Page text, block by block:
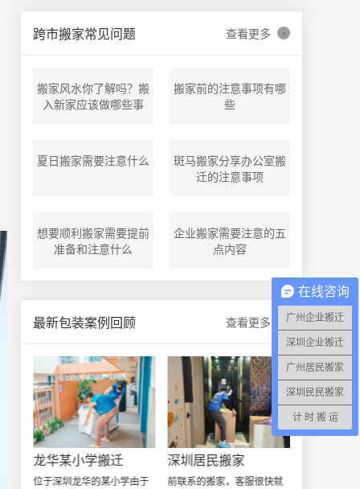
跨市搬家常见问题 查看更多 ›
搬家风水你了解吗？搬
入新家应该做哪些事
搬家前的注意事项有哪
些
夏日搬家需要注意什么
斑马搬家分享办公室搬
迁的注意事项
想要顺利搬家需要提前
准备和注意什么
企业搬家需要注意的五
点内容
最新包装案例回顾 查看更多
龙华某小学搬迁
位于深圳龙华的某小学由于
深圳居民搬家
前联系的搬家，客服很快就
在线咨询
广州企业搬迁
深圳企业搬迁
广州居民搬家
深圳民民搬家
计 时 搬 运